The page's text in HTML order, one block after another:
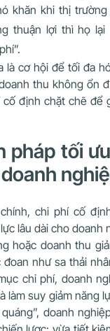
khăn khi thị
thuận lợi thì họ
là cơ hội để tối đa
thu không ổn
định chặt chẽ để
pháp tối
chi phí cố
lâu dài cho doanh
hoặc doanh thu
như sa thải
chi phí, doanh
làm suy giảm năng
doanh